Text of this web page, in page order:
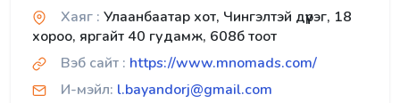
Хаяг : Улаанбаатар хот, Чингэлтэй дүүрэг, 18
хороо, яргайт 40 гудамж, 608б тоот
Вэб сайт : https://www.mnomads.com/
И-мэйл: l.bayandorj@gmail.com